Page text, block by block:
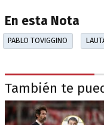
En esta Nota
PABLO TOVIGGINO
También te